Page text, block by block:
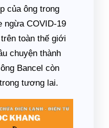
của ông trong
ngừa COVID-19
toàn thế giới
chuyện thành
Bancel còn
tương lai.